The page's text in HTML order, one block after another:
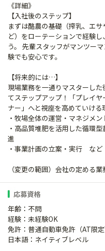
《詳細》
【入社後のステップ】
まずは酪農の基礎（搾乳、エ
ど）をローテーションで経験
う。 先輩スタッフがマンツー
験でも安心です。
【将来的には…】
現場業務を一通りマスターし
てステップアップ！「プレイ
ナー」へと視座を高めていける
・牧場全体の運営・マネジメン
・高品質堆肥を活用した循環
進
・事業計画の立案・実行 など
（変更の範囲）会社の定める業
応募資格
年齢：不問
経験：未経験OK
免許：普通自動車免許（AT限
日本語：ネイティブレベル